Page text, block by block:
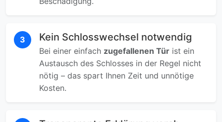
3 Kein Schlosswechsel notwendig
Bei einer einfach zugefallenen Tür ist ein
Austausch des Schlosses in der Regel nicht
nötig – das spart Ihnen Zeit und unnötige
Kosten.